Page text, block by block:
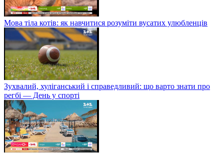
Мова тіла котів: як навчитися розуміти вусатих улюбленців
Зухвалий, хуліганський і справедливий: що варто знати про
регбі — День у спорті